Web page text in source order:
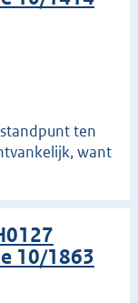
ten
want
10/1863